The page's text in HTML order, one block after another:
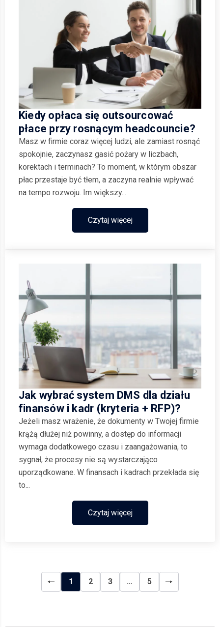
Kiedy opłaca się outsourcować
płace przy rosnącym headcouncie?
Masz w firmie coraz więcej ludzi, ale zamiast rosnąć
spokojnie, zaczynasz gasić pożary w liczbach,
korektach i terminach? To moment, w którym obszar
płac przestaje być tłem, a zaczyna realnie wpływać
na tempo rozwoju. Im większy...
Czytaj więcej
Jak wybrać system DMS dla działu
finansów i kadr (kryteria + RFP)?
Jeżeli masz wrażenie, że dokumenty w Twojej firmie
krążą dłużej niż powinny, a dostęp do informacji
wymaga dodatkowego czasu i zaangażowania, to
sygnał, że procesy nie są wystarczająco
uporządkowane. W finansach i kadrach przekłada się
to...
Czytaj więcej
1 2 3 … 5